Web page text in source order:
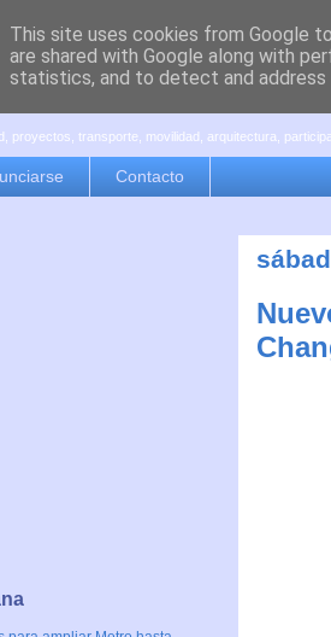
proyectos, transporte, movilidad, arquitectura,
Contacto
This site uses cookies from Google
are shared with Google along with
statistics, and to detect and address